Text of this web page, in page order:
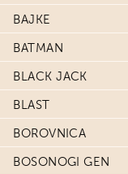
BAJKE
BATMAN
BLACK JACK
BLAST
BOROVNICA
BOSONOGI GEN